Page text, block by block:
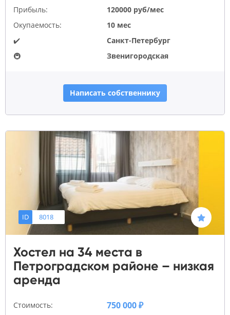
Прибыль:
120000 руб/мес
Окупаемость:
10 мес
✔️
Санкт-Петербург
🚇
Звенигородская
Написать собственнику
ID 8018
Хостел на 34 места в
Петроградском районе – низкая
аренда
Стоимость: 750 000 ₽